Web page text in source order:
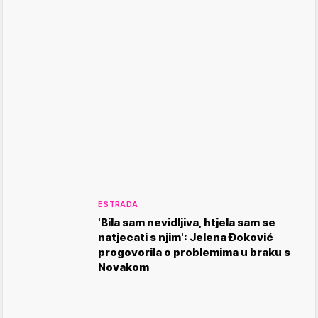
ESTRADA
'Bila sam nevidljiva, htjela sam se
natjecati s njim': Jelena Đoković
progovorila o problemima u braku s
Novakom